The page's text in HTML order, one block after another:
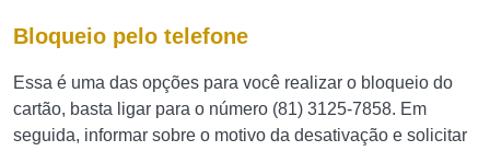
Bloqueio pelo telefone
Essa é uma das opções para você realizar o bloqueio do
cartão, basta ligar para o número (81) 3125-7858. Em
seguida, informar sobre o motivo da desativação e solicitar